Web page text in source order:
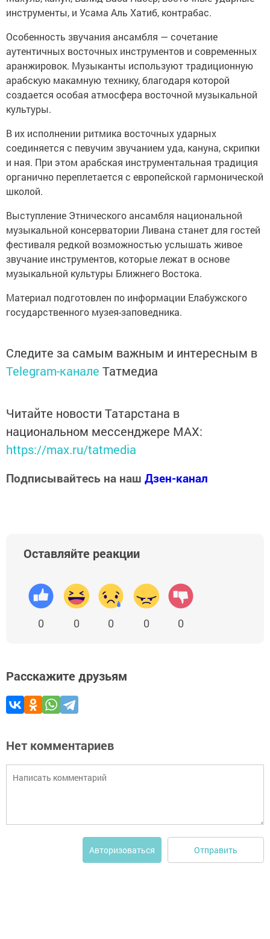
инструменты, и Усама Аль Хатиб, контрабас.
Особенность звучания ансамбля — сочетание
аутентичных восточных инструментов и современных
аранжировок. Музыканты используют традиционную
арабскую макамную технику, благодаря которой
создается особая атмосфера восточной музыкальной
культуры.
В их исполнении ритмика восточных ударных
соединяется с певучим звучанием уда, кануна, скрипки
и ная. При этом арабская инструментальная традиция
органично переплетается с европейской гармонической
школой.
Выступление Этнического ансамбля национальной
музыкальной консерватории Ливана станет для гостей
фестиваля редкой возможностью услышать живое
звучание инструментов, которые лежат в основе
музыкальной культуры Ближнего Востока.
Материал подготовлен по информации Елабужского
государственного музея-заповедника.
Следите за самым важным и интересным в
Telegram-канале Татмедиа
Читайте новости Татарстана в
национальном мессенджере MАХ:
https://max.ru/tatmedia
Подписывайтесь на наш Дзен-канал
Оставляйте реакции
0 0 0 0 0
Расскажите друзьям
Нет комментариев
Авторизоваться Отправить